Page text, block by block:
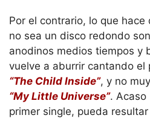
Por el contrario, lo que hace
no sea un disco redondo
anodinos medios tiempos y
vuelve a aburrir cantando el
“The Child Inside”, y no
“My Little Universe”. Acaso
primer single, pueda